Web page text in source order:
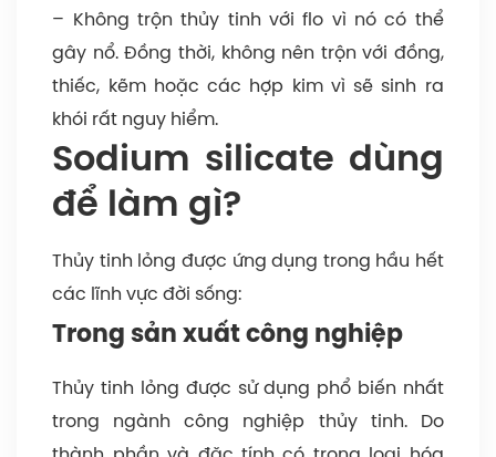
– Không trộn thủy tinh với flo vì nó có thể
gây nổ. Đồng thời, không nên trộn với đồng,
thiếc, kẽm hoặc các hợp kim vì sẽ sinh ra
khói rất nguy hiểm.
Sodium silicate dùng
để làm gì?
Thủy tinh lỏng được ứng dụng trong hầu hết
các lĩnh vực đời sống:
Trong sản xuất công nghiệp
Thủy tinh lỏng được sử dụng phổ biến nhất
trong ngành công nghiệp thủy tinh. Do